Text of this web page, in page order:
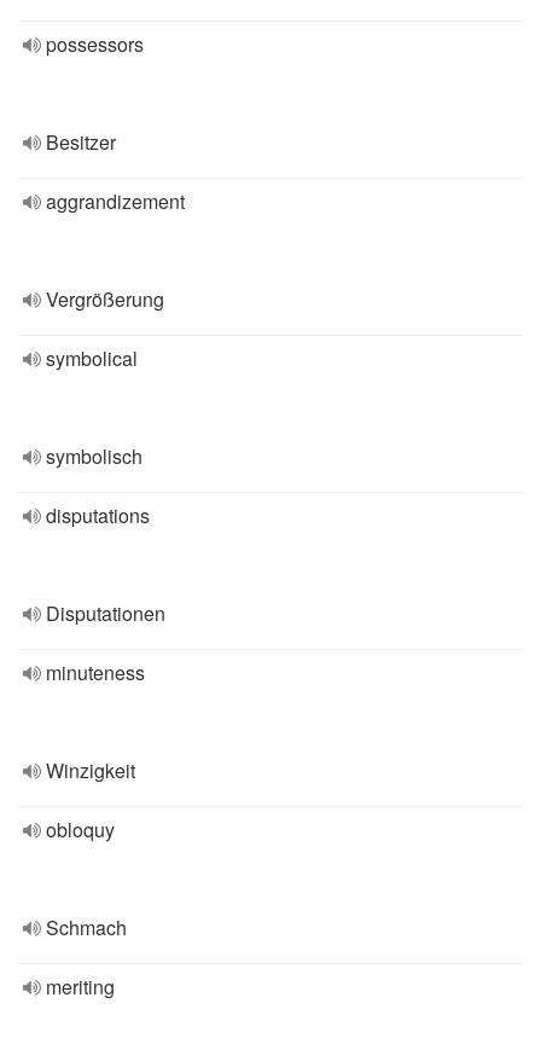
possessors
Besitzer
aggrandizement
Vergrößerung
symbolical
symbolisch
disputations
Disputationen
minuteness
Winzigkeit
obloquy
Schmach
meriting